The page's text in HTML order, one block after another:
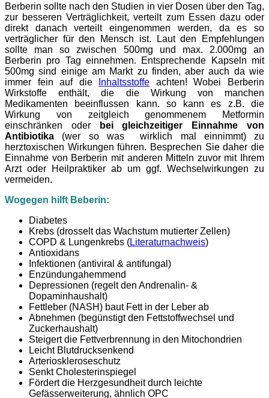
Berberin sollte nach den Studien in vier Dosen über den Tag,
zur besseren Verträglichkeit, verteilt zum Essen dazu oder
direkt danach verteilt eingenommen werden, da es so
verträglicher für den Mensch ist. Laut den Empfehlungen
sollte man so zwischen 500mg und max. 2.000mg an
Berberin pro Tag einnehmen. Entsprechende Kapseln mit
500mg sind einige am Markt zu finden, aber auch da wie
immer fein auf die
Inhaltsstoffe achten! Wobei Berberin
Wirkstoffe enthält, die die Wirkung von manchen
Medikamenten beeinflussen kann. so kann es z.B. die
Wirkung von zeitgleich genommenem Metformin
einschränken oder
bei gleichzeitiger Einnahme von
Antibiotika (wer so was wirklich mal einnimmt) zu
herztoxischen Wirkungen führen. Besprechen Sie daher die
Einnahme von Berberin mit anderen Mitteln zuvor mit Ihrem
Arzt oder Heilpraktiker ab um ggf. Wechselwirkungen zu
vermeiden.
Wogegen hilft Beberin:
Diabetes
Krebs (drosselt das Wachstum mutierter Zellen)
COPD & Lungenkrebs (Literaturnachweis)
Antioxidans
Infektionen (antiviral & antifungal)
Enzündungahemmend
Depressionen (regelt den Andrenalin- &
Dopaminhaushalt)
Fettleber (NASH) baut Fett in der Leber ab
Abnehmen (begünstigt den Fettstoffwechsel und
Zuckerhaushalt)
Steigert die Fettverbrennung in den Mitochondrien
Leicht Blutdrucksenkend
Arterioskleroseschutz
Senkt Cholesterinspiegel
Fördert die Herzgesundheit durch leichte
Gefässerweiterung, ähnlich OPC